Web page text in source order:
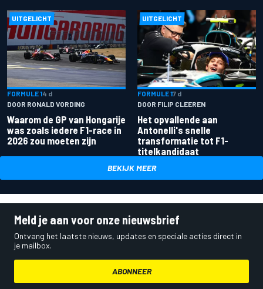
UITGELICHT
FORMULE 14 d
DOOR RONALD VORDING
Waarom de GP van Hongarije
was zoals iedere F1-race in
2026 zou moeten zijn
UITGELICHT
FORMULE 17 d
DOOR FILIP CLEEREN
Het opvallende aan
Antonelli's snelle
transformatie tot F1-
titelkandidaat
BEKIJK MEER
Meld je aan voor onze nieuwsbrief
Ontvang het laatste nieuws, updates en speciale acties direct in
je mailbox.
ABONNEER